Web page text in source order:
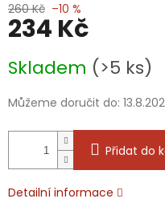
260 Kč –10 %
234 Kč
cena:
Skladem (>5 ks)
Můžeme doručit do:
Přidat do
Detailní informace